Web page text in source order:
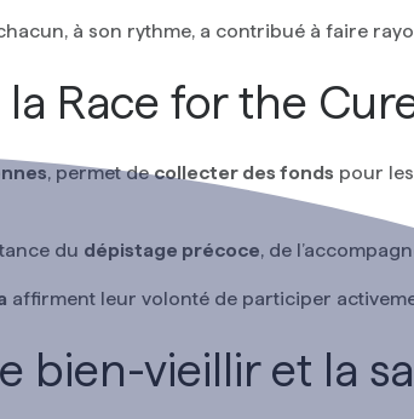
à son rythme, a contribué à faire
Race for the
, permet decollecter des fonds pour les
du dépistage précoce, de
affirment leur volonté de participer
bien-vieillir et la